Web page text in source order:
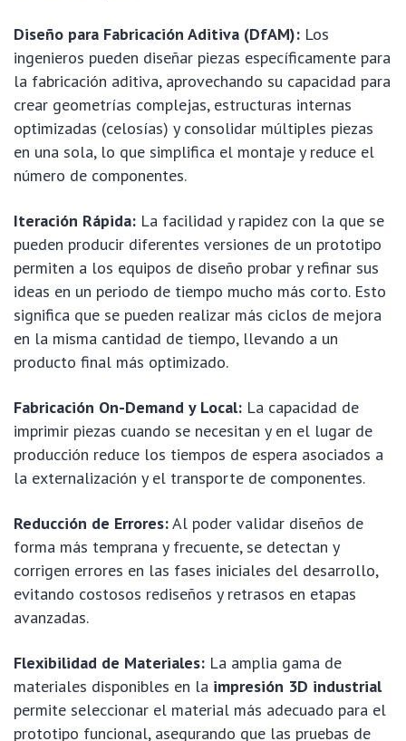
Diseño para Fabricación Aditiva (DfAM): Los
ingenieros pueden diseñar piezas específicamente para
la fabricación aditiva, aprovechando su capacidad para
crear geometrías complejas, estructuras internas
optimizadas (celosías) y consolidar múltiples piezas
en una sola, lo que simplifica el montaje y reduce el
número de componentes.
Iteración Rápida: La facilidad y rapidez con la que se
pueden producir diferentes versiones de un prototipo
permiten a los equipos de diseño probar y refinar sus
ideas en un periodo de tiempo mucho más corto. Esto
significa que se pueden realizar más ciclos de mejora
en la misma cantidad de tiempo, llevando a un
producto final más optimizado.
Fabricación On-Demand y Local: La capacidad de
imprimir piezas cuando se necesitan y en el lugar de
producción reduce los tiempos de espera asociados a
la externalización y el transporte de componentes.
Reducción de Errores:Al poder validar diseños de
forma más temprana y frecuente, se detectan y
corrigen errores en las fases iniciales del desarrollo,
evitando costosos rediseños y retrasos en etapas
avanzadas.
Flexibilidad de Materiales: La amplia gama de
materiales disponibles en la impresión 3D industrial
permite seleccionar el material más adecuado para el
prototipo funcional, asegurando que las pruebas de